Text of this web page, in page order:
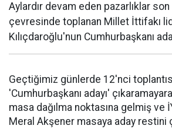
Aylardır devam eden pazarlıklar son
çevresinde toplanan Millet İttifakı
Kılıçdaroğlu'nun Cumhurbaşkanı
Geçtiğimiz günlerde 12'nci
'Cumhurbaşkanı adayı'
masa dağılma noktasına gelmiş ve
Meral Akşener masaya aday restini